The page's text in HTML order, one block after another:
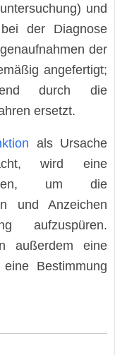
und
der Diagnose
der
angefertigt;
durch die
ersetzt.
als Ursache
wird eine
um die
und Anzeichen
aufzuspüren.
außerdem eine
Bestimmung